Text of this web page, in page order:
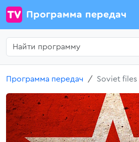
Программа передач
Программа передач Soviet files